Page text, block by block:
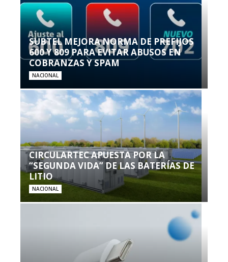
SUBTEL MEJORA NORMA DE PREFIJOS
600 Y 809 PARA EVITAR ABUSOS EN
COBRANZAS Y SPAM
NACIONAL
CIRCULARTEC APUESTA POR LA
“SEGUNDA VIDA” DE LAS BATERÍAS DE
LITIO
NACIONAL